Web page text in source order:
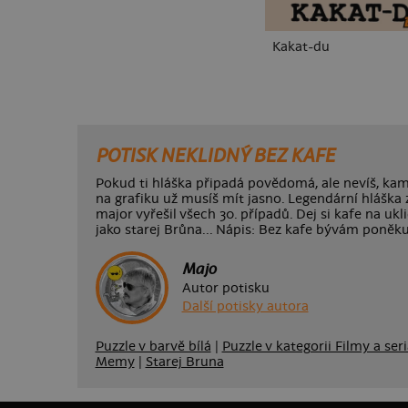
Kakat-du
POTISK NEKLIDNÝ BEZ KAFE
Pokud ti hláška připadá povědomá, ale nevíš,
na grafiku už musíš mít jasno. Legendární hláška
major vyřešil všech 30. případů. Dej si kafe na
jako starej Brůna... Nápis: Bez kafe bývám
Majo
Autor potisku
Další potisky autora
Puzzle v barvě bílá
Puzzle v kategorii Filmy a
Memy| Starej Bruna